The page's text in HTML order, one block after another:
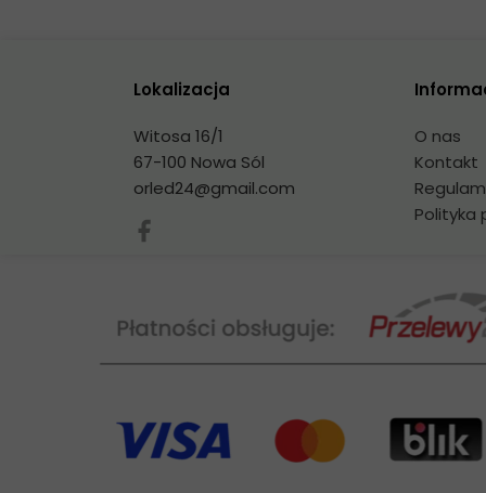
Lokalizacja
Witosa 16/1
67-100 Nowa Sól
orled24@gmail.com
Polityka
Kontakt
O nas